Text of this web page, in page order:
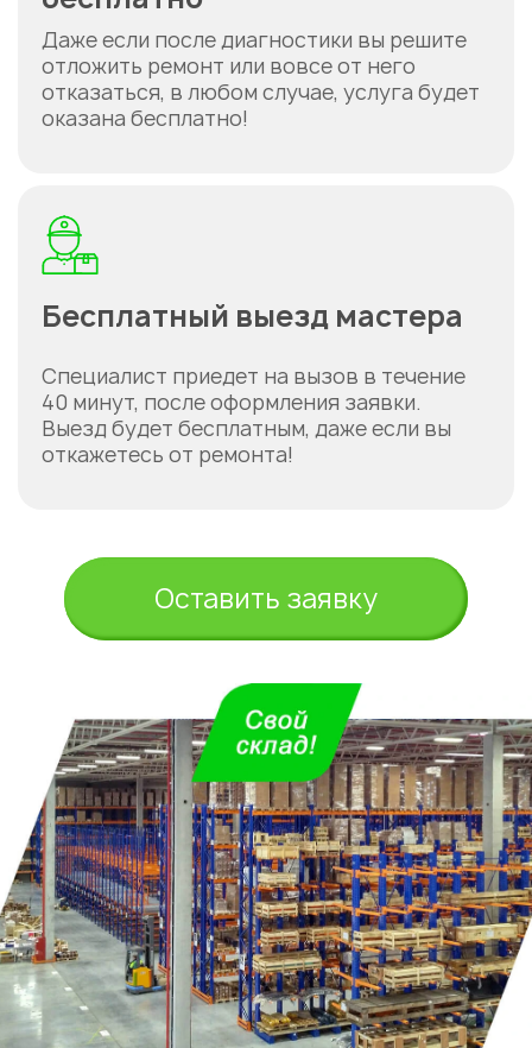
Даже если после диагностики вы решите
отложить ремонт или вовсе от него
отказаться, в любом случае, услуга будет
оказана бесплатно!
Бесплатный выезд мастера
Специалист приедет на вызов в течение
40 минут, после оформления заявки.
Выезд будет бесплатным, даже если вы
откажетесь от ремонта!
Оставить заявку